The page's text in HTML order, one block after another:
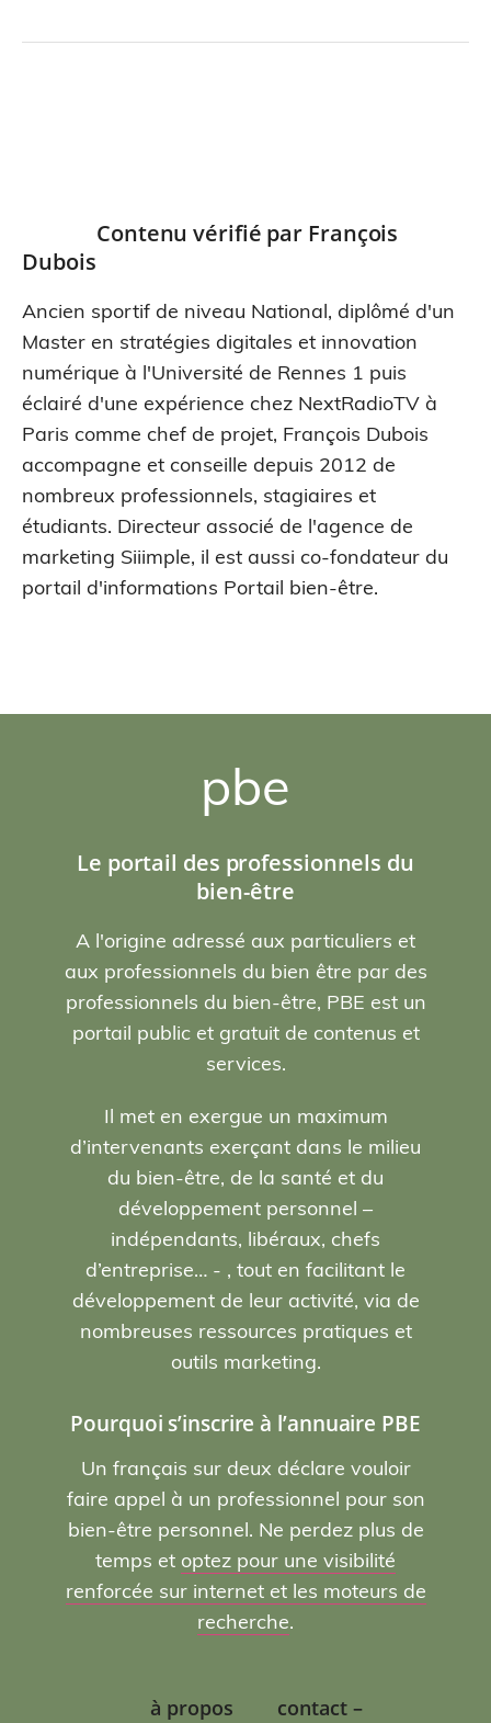
Contenu vérifié par François
Dubois
Ancien sportif de niveau National, diplômé d'un
Master en stratégies digitales et innovation
numérique à l'Université de Rennes 1 puis
éclairé d'une expérience chez NextRadioTV à
Paris comme chef de projet, François Dubois
accompagne et conseille depuis 2012 de
nombreux professionnels, stagiaires et
étudiants. Directeur associé de l'agence de
marketing Siiimple, il est aussi co-fondateur du
portail d'informations Portail bien-être.
pbe
Le portail des professionnels du
bien-être
A l'origine adressé aux particuliers et
aux professionnels du bien être par des
professionnels du bien-être, PBE est un
portail public et gratuit de contenus et
services.
Il met en exergue un maximum
d’intervenants exerçant dans le milieu
du bien-être, de la santé et du
développement personnel –
indépendants, libéraux, chefs
d’entreprise… - , tout en facilitant le
développement de leur activité, via de
nombreuses ressources pratiques et
outils marketing.
Pourquoi s’inscrire à l’annuaire PBE
Un français sur deux déclare vouloir
faire appel à un professionnel pour son
bien-être personnel. Ne perdez plus de
temps et optez pour une visibilité
renforcée sur internet et les moteurs de
recherche.
à propos contact –